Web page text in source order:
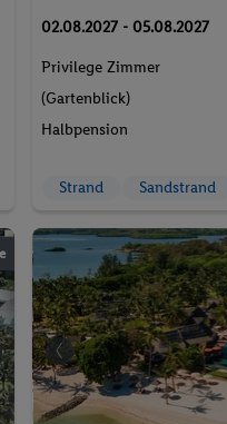
02.08.2027 - 05.08.2027
Privilege Zimmer
(Gartenblick)
Halbpension
Strand Sandstrand